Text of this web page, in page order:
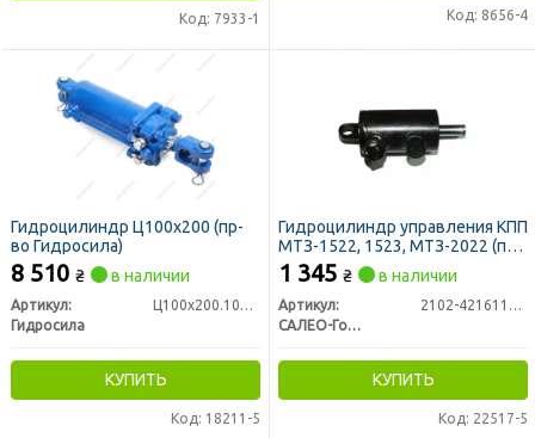
Код: 7933-1 Код: 8656-4
Гидроцилиндр Ц100х200 (пр-
во Гидросила)
8 510 ₴ в наличии
Артикул:
Ц100х200.100-40-200
Гидросила
КУПИТЬ
Код: 18211-5
Гидроцилиндр управления КПП
МТЗ-1522, 1523, МТЗ-2022 (пр-
во Гидропривод)
1 345 ₴ в наличии
Артикул:
2102-4216110-Б
САЛЕО-Гомель ОАО
КУПИТЬ
Код: 22517-5